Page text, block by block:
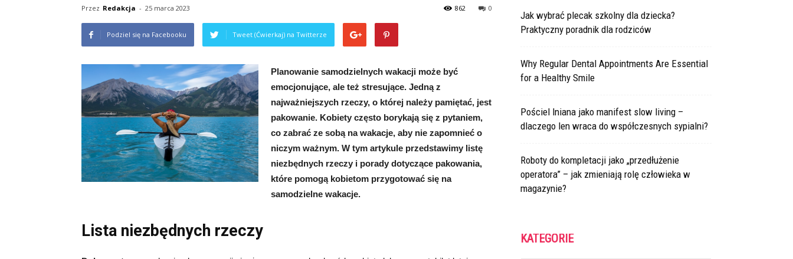
Przez Redakcja - 25 marca 2023 0
862
Podziel się na Facebooku Tweet (Ćwierkaj) na Twitterze
Planowanie samodzielnych wakacji może być
emocjonujące, ale też stresujące. Jedną z
najważniejszych rzeczy, o której należy pamiętać, jest
pakowanie. Kobiety często borykają się z pytaniem,
co zabrać ze sobą na wakacje, aby nie zapomnieć o
niczym ważnym. W tym artykule przedstawimy listę
niezbędnych rzeczy i porady dotyczące pakowania,
które pomogą kobietom przygotować się na
samodzielne wakacje.
Lista niezbędnych rzeczy
Jak wybrać plecak szkolny dla dziecka?
Praktyczny poradnik dla rodziców
Why Regular Dental Appointments Are Essential
for a Healthy Smile
Pościel lniana jako manifest slow living –
dlaczego len wraca do współczesnych sypialni?
Roboty do kompletacji jako „przedłużenie
operatora” – jak zmieniają rolę człowieka w
magazynie?
KATEGORIE